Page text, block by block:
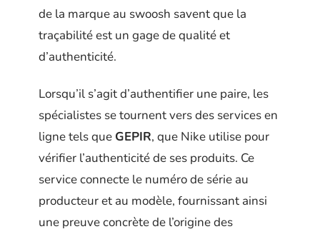
de la marque au swoosh savent que la
traçabilité est un gage de qualité et
d’authenticité.
Lorsqu’il s’agit d’authentifier une paire, les
spécialistes se tournent vers des services en
ligne tels que GEPIR, que Nike utilise pour
vérifier l’authenticité de ses produits. Ce
service connecte le numéro de série au
producteur et au modèle, fournissant ainsi
une preuve concrète de l’origine des